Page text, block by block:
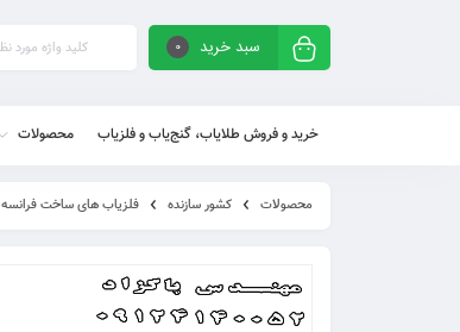
سبد خرید 0
خرید و فروش طلایاب، گنج‌یاب و فلزیاب محصولات
محصولات کشور سازنده فلزیاب های ساخت فرانسه